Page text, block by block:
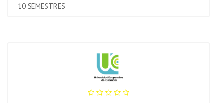
10 SEMESTRES